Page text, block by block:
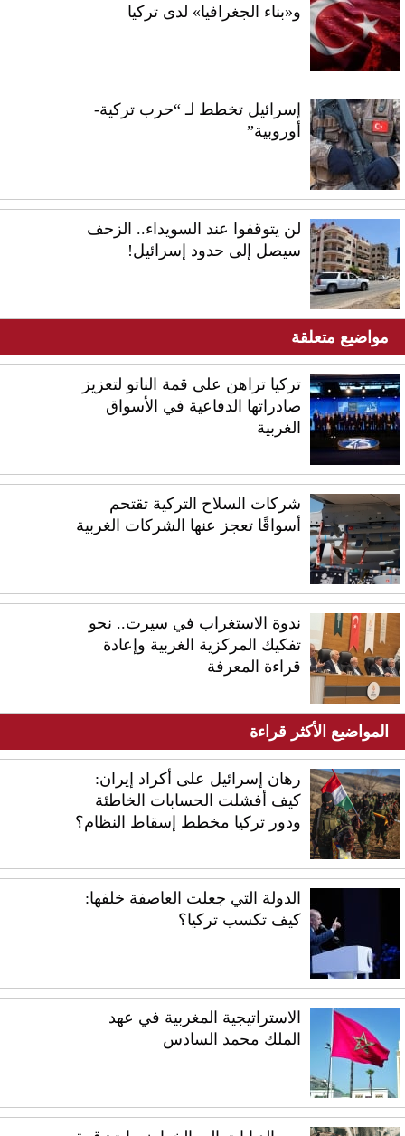
و«بناء الجغرافيا» لدى تركيا
إسرائيل تخطط لـ “حرب تركية-
أوروبية”
لن يتوقفوا عند السويداء.. الزحف
سيصل إلى حدود إسرائيل!
مواضيع متعلقة
تركيا تراهن على قمة الناتو لتعزيز
صادراتها الدفاعية في الأسواق
الغربية
شركات السلاح التركية تقتحم
أسواقًا تعجز عنها الشركات الغربية
ندوة الاستغراب في سيرت.. نحو
تفكيك المركزية الغربية وإعادة
قراءة المعرفة
المواضيع الأكثر قراءة
رهان إسرائيل على أكراد إيران:
كيف أفشلت الحسابات الخاطئة
ودور تركيا مخطط إسقاط النظام؟
الدولة التي جعلت العاصفة خلفها:
كيف تكسب تركيا؟
الاستراتيجية المغربية في عهد
الملك محمد السادس